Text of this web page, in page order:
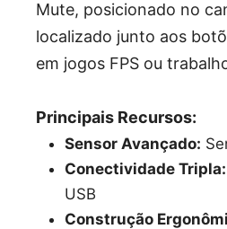
Mute, posicionado no
localizado junto aos
em jogos FPS ou
Principais Recursos:
Sensor Avançado:
Conectividade Tripla:
USB
Construção